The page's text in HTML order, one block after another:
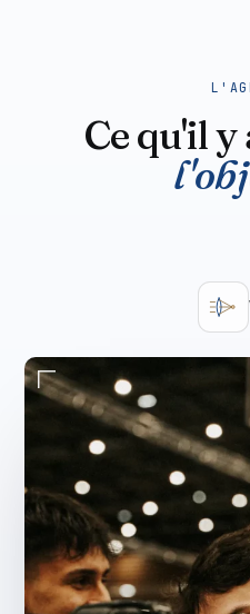
Ce qu'il